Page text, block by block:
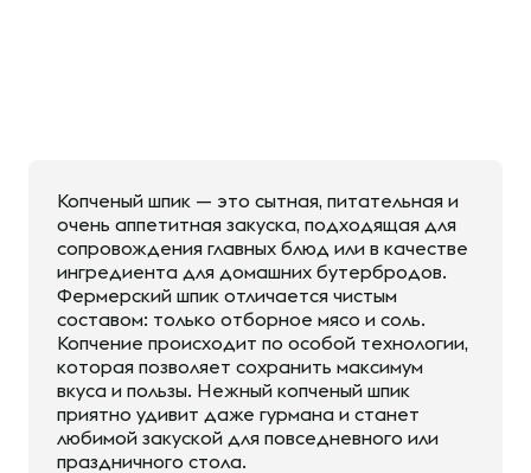
Копченый шпик — это сытная, питательная и
очень аппетитная закуска, подходящая для
сопровождения главных блюд или в качестве
ингредиента для домашних бутербродов.
Фермерский шпик отличается чистым
составом: только отборное мясо и соль.
Копчение происходит по особой технологии,
которая позволяет сохранить максимум
вкуса и пользы. Нежный копченый шпик
приятно удивит даже гурмана и станет
любимой закуской для повседневного или
праздничного стола.